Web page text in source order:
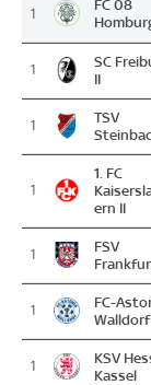
1
FC 08
1
SC
II
1
TSV
1
1. FC
ern II
1
FSV
1
FC-
Walldorf
1
KSV
Kassel